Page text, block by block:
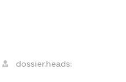
dossier.heads: